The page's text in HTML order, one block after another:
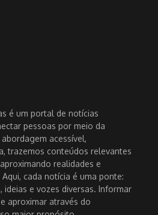
é um portal de notícias
pessoas por meio da
acessível,
trazemos conteúdos relevantes
realidades e
cada notícia é uma ponte:
ideias e vozes diversas. Informar
aproximar através do